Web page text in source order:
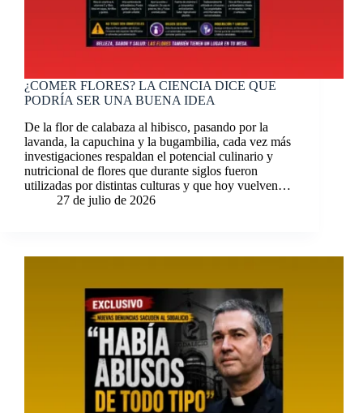
¿COMER FLORES? LA CIENCIA DICE QUE
PODRÍA SER UNA BUENA IDEA
De la flor de calabaza al hibisco, pasando por la
lavanda, la capuchina y la bugambilia, cada vez más
investigaciones respaldan el potencial culinario y
nutricional de flores que durante siglos fueron
utilizadas por distintas culturas y que hoy vuelven…
27 de julio de 2026